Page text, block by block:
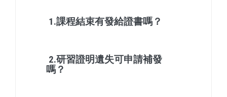
1.課程結束有發給證書嗎？
2.研習證明遺失可申請補發
嗎？